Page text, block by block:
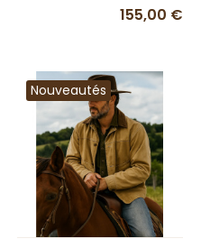
155,00 €
Nouveautés